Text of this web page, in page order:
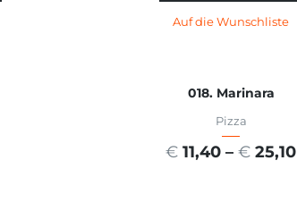
Auf die Wunschliste
018. Marinara
Pizza
€ 11,40 – € 25,10